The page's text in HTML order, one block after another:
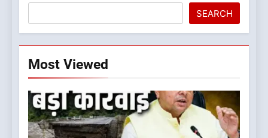
SEARCH
Most Viewed